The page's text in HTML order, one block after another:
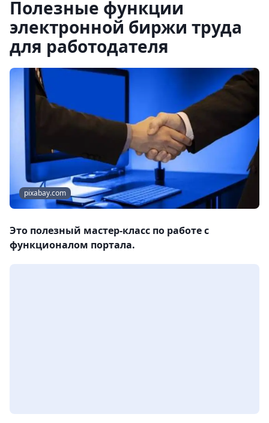
Полезные функции
электронной биржи труда
для работодателя
pixabay.com
Это полезный мастер-класс по работе с
функционалом портала.